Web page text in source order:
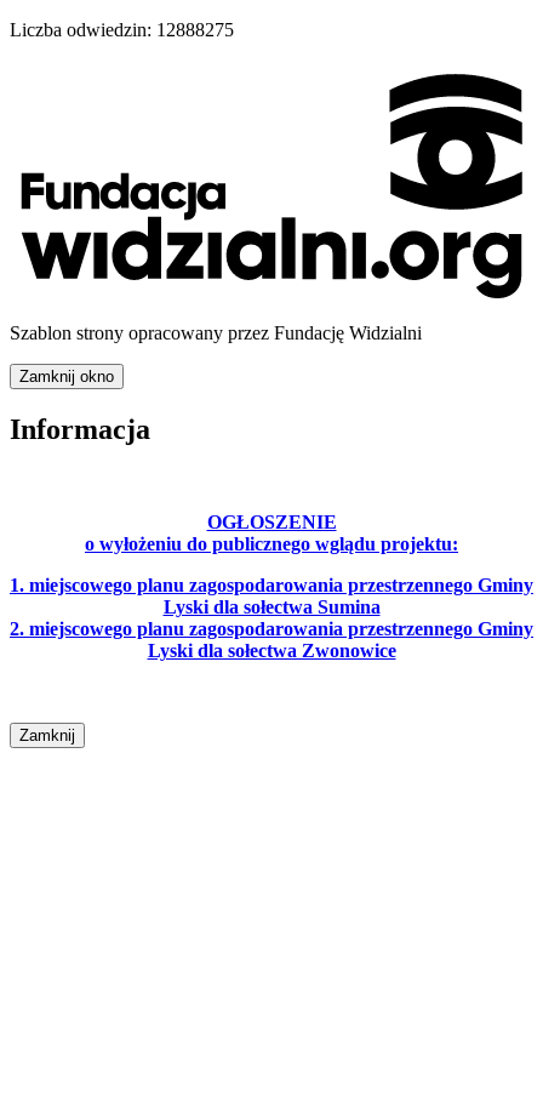
Liczba odwiedzin: 12888275
Szablon strony opracowany przez Fundację Widzialni
Zamknij okno
Informacja
OGŁOSZENIE
o wyłożeniu do publicznego wglądu projektu:
1. miejscowego planu zagospodarowania przestrzennego Gminy
Lyski dla sołectwa Sumina
2. miejscowego planu zagospodarowania przestrzennego Gminy
Lyski dla sołectwa Zwonowice
Zamknij